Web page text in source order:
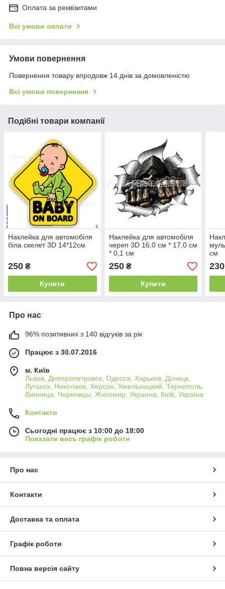
Оплата за реквізитами
Всі умови оплати
Умови повернення
Повернення товару впродовж 14 днів за домовленістю
Всі умови повернення
Подібні товари компанії
Наклейка для автомобіля
біла скелет 3D 14*12см
250 ₴
Купити
Наклейка для автомобіля
череп 3D 16,0 см * 17,0 см
* 0,1 см
250₴
Купити
см
230
Про нас
96% позитивних з 140 відгуків за рік
Працює з 30.07.2016
м. Київ
Львов, Днепропетровск, Одесса, Харьков, Донецк,
Луганск, Николаев, Херсон, Хмельницкий, Тернополь,
Винница, Черновцы, Житомир, Украина, Київ, Україна
Контакти
Сьогодні працює з 10:00 до 18:00
Показати весь графік роботи
Про нас
Контакти
Доставка та оплата
Графік роботи
Повна версія сайту